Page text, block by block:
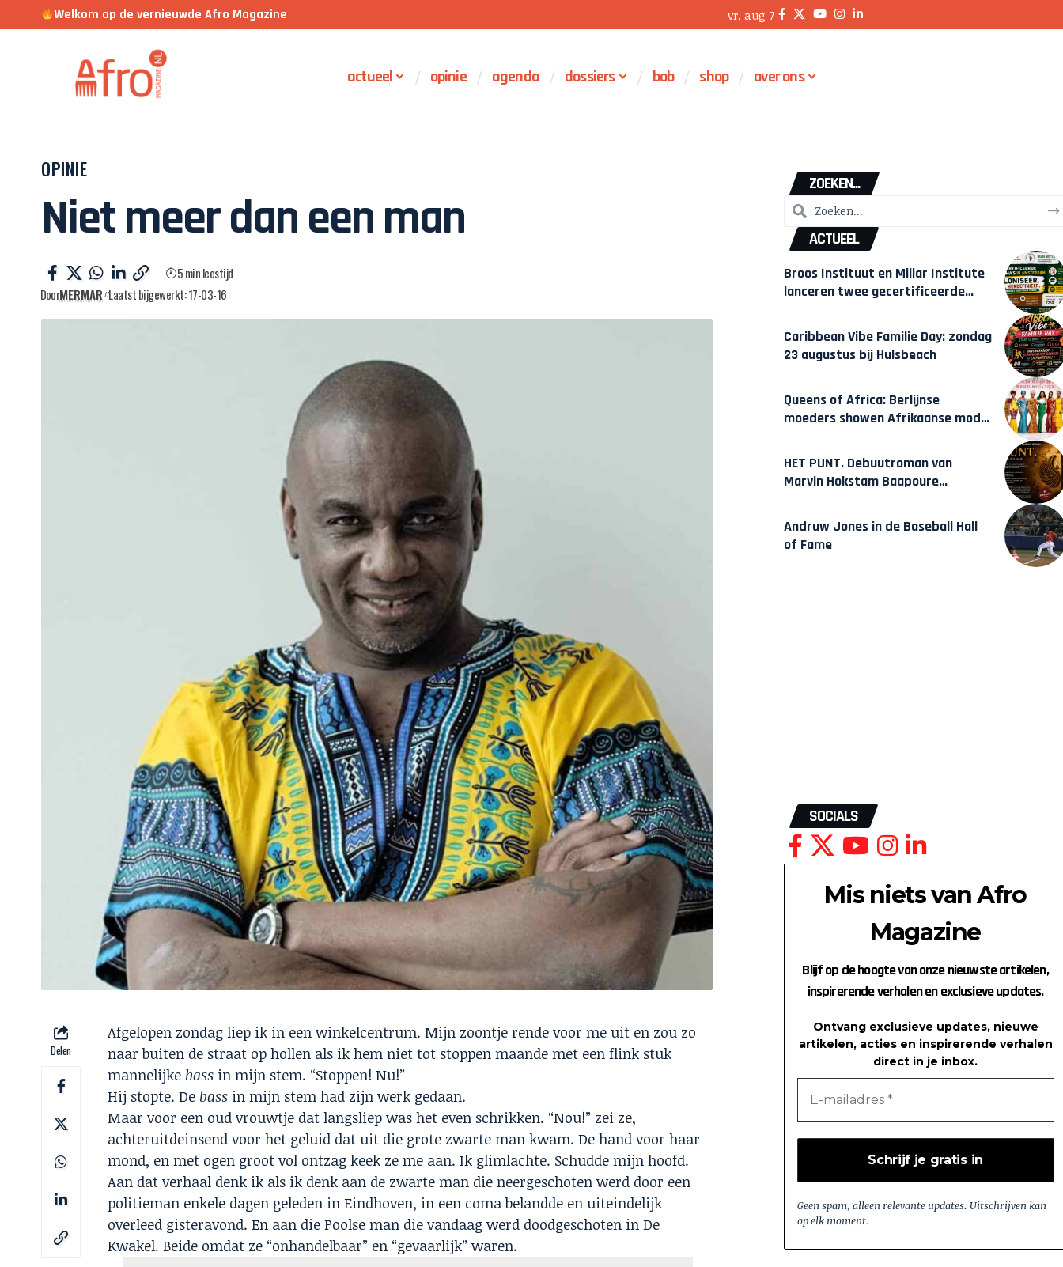
Welkom op de vernieuwde Afro Magazine vr, aug 7
actueel opinie agenda dossiers bob shop over ons
OPINIE
Niet meer dan een man
DoorMERMAR Laatst bijgewerkt: 17-03-16
5 min leestijd
Delen
Afgelopen zondag liep ik in een winkelcentrum. Mijn zoontje rende voor me uit en zou zo
naar buiten de straat op hollen als ik hem niet tot stoppen maande met een flink stuk
mannelijke bass in mijn stem. “Stoppen! Nu!”
Hij stopte. De bass in mijn stem had zijn werk gedaan.
Maar voor een oud vrouwtje dat langsliep was het even schrikken. “Nou!” zei ze,
achteruitdeinsend voor het geluid dat uit die grote zwarte man kwam. De hand voor haar
mond, en met ogen groot vol ontzag keek ze me aan. Ik glimlachte. Schudde mijn hoofd.
Aan dat verhaal denk ik als ik denk aan de zwarte man die neergeschoten werd door een
politieman enkele dagen geleden in Eindhoven, in een coma belandde en uiteindelijk
overleed gisteravond. En aan die Poolse man die vandaag werd doodgeschoten in De
Kwakel. Beide omdat ze “onhandelbaar” en “gevaarlijk” waren.
ZOEKEN...
ACTUEEL
Broos Instituut en Millar Institute
lanceren twee gecertificeerde
Amsterdam
Caribbean Vibe Familie Day: zondag
23 augustus bij Hulsbeach
Queens of Africa: Berlijnse
moeders showen Afrikaanse mode
HET PUNT. Debuutroman van
Marvin Hokstam Baapoure
Andruw Jones in de Baseball Hall
of Fame
SOCIALS
Mis niets van Afro
Magazine
Blijf op de hoogte van onze nieuwste artikelen,
inspirerende verhalen en exclusieve updates.
Ontvang exclusieve updates, nieuwe
artikelen, acties en inspirerende verhalen
direct in je inbox.
Geen spam, alleen relevante updates. Uitschrijven kan
op elk moment.